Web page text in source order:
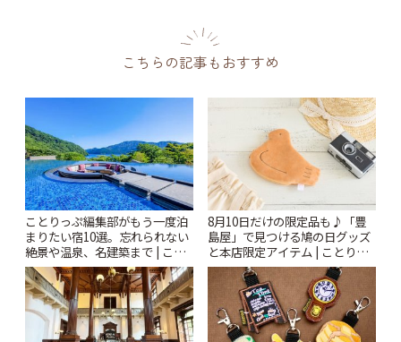
こちらの記事もおすすめ
ことりっぷ編集部がもう一度泊
まりたい宿10選。忘れられない
絶景や温泉、名建築まで | こと
りっぷ
8月10日だけの限定品も♪「豊
島屋」で見つける鳩の日グッズ
と本店限定アイテム | ことりっ
ぷ